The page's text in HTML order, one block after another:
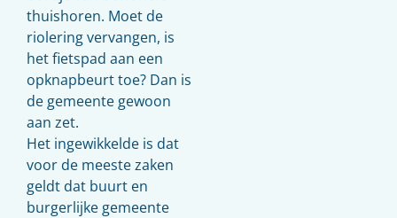
thuishoren. Moet de
riolering vervangen, is
het fietspad aan een
opknapbeurt toe? Dan is
de gemeente gewoon
aan zet.
Het ingewikkelde is dat
voor de meeste zaken
geldt dat buurt en
burgerlijke gemeente